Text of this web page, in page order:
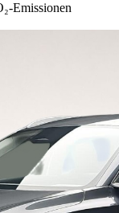
Emissionen